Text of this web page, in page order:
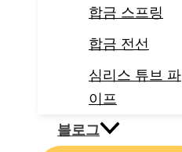
합금 스프링
합금 전선
심리스 튜브 파
이프
블로그